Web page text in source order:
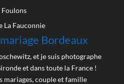
Foulons
La Fauconnie
Bordeaux
et je suis photographe
et dans toute la France !
mariages, couple et famille